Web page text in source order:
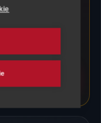
hai bisogno:
zona di
esatto.